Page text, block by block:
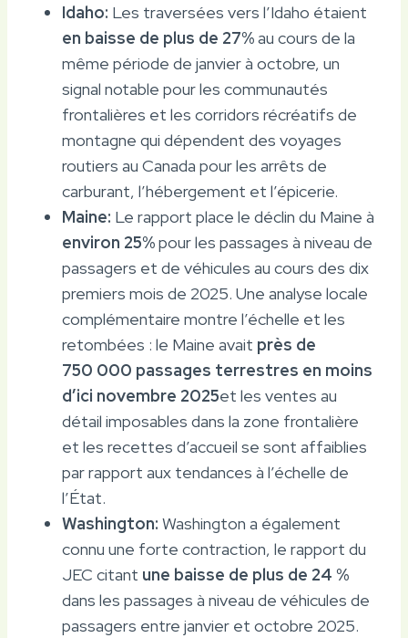
Idaho: Les traversées vers l’Idaho étaient
en baisse de plus de 27%au cours de la
même période de janvier à octobre, un
signal notable pour les communautés
frontalières et les corridors récréatifs de
montagne qui dépendent des voyages
routiers au Canada pour les arrêts de
carburant, l’hébergement et l’épicerie.
Maine: Le rapport place le déclin du Maine à
environ 25%pour les passages à niveau de
passagers et de véhicules au cours des dix
premiers mois de 2025. Une analyse locale
complémentaire montre l’échelle et les
retombées : le Maine avait près de
750 000 passages terrestres en moins
d’ici novembre 2025et les ventes au
détail imposables dans la zone frontalière
et les recettes d’accueil se sont affaiblies
par rapport aux tendances à l’échelle de
l’État.
Washington: Washington a également
connu une forte contraction, le rapport du
JEC citant une baisse de plus de 24 %
dans les passages à niveau de véhicules de
passagers entre janvier et octobre 2025.